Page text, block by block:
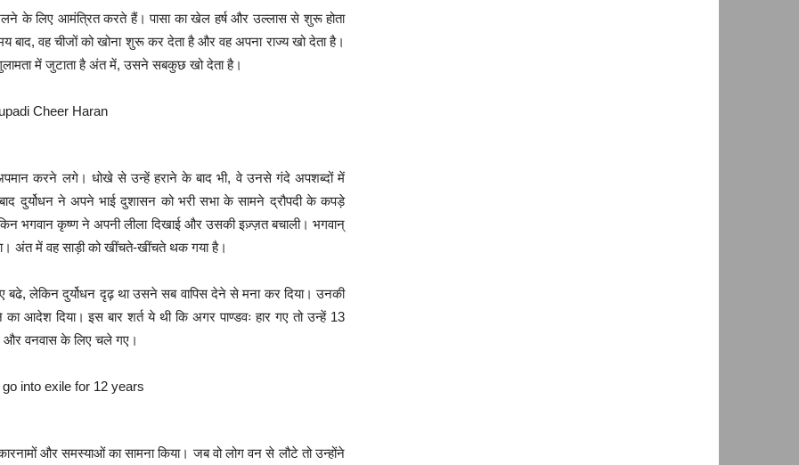
खेलने के लिए आमंत्रित करते हैं। पासा का खेल हर्ष और उल्लास से शुरू होता
वह चीजों को खोना शुरू कर देता है और वह अपना राज्य खो देता है।
में जुटाता है अंत में, उसने सबकुछ खो देता है।
करने लगे। धोखे से उन्हें हराने के बाद भी, वे उनसे गंदे अपशब्दों में
दुर्योधन ने अपने भाई दुशासन को भरी सभा के सामने द्रौपदी के कपड़े
भगवान कृष्ण ने अपनी लीला दिखाई और उसकी इज़्ज़त बचाली। भगवान्
अंत में वह साड़ी को खींचते-खींचते थक गया है।
बढे, लेकिन दुर्योधन दृढ़ था उसने सब वापिस देने से मना कर दिया। उनकी
दिया। इस बार शर्त ये थी कि अगर पाण्डवः हार गए तो उन्हें 13
और वनवास के लिए चले गए।
और समस्याओं का सामना किया। जब वो लोग वन से लौटे तो उन्होंने